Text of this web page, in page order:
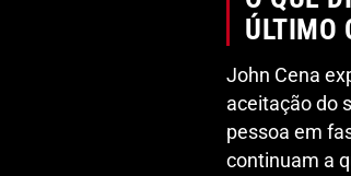
ÚLTIMO
John Cena
aceitação do
pessoa em
continuam a